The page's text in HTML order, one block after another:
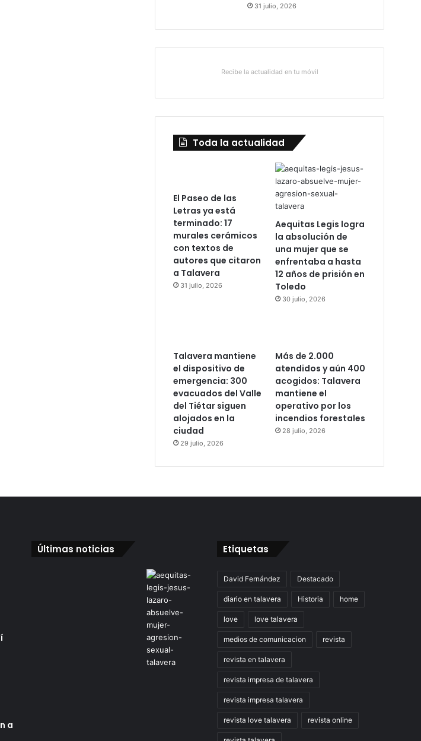
31 julio, 2026
Recibe la actualidad en tu móvil
Toda la actualidad
El Paseo de las
Letras ya está
terminado: 17
murales cerámicos
con textos de
autores que citaron
a Talavera
31 julio, 2026
Aequitas Legis logra
la absolución de
una mujer que se
enfrentaba a hasta
12 años de prisión en
Toledo
30 julio, 2026
Talavera mantiene
el dispositivo de
emergencia: 300
evacuados del Valle
del Tiétar siguen
alojados en la
ciudad
29 julio, 2026
Más de 2.000
atendidos y aún 400
acogidos: Talavera
mantiene el
operativo por los
incendios forestales
28 julio, 2026
a
Últimas noticias Etiquetas
David Fernández Destacado
diario en talavera Historia home
love love talavera
medios de comunicacion revista
revista en talavera
revista impresa de talavera
revista impresa talavera
revista love talavera revista online